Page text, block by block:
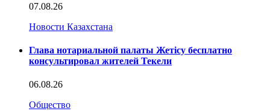
07.08.26
Новости Казахстана
Глава нотариальной палаты Жетісу бесплатно
консультировал жителей Текели
06.08.26
Общество